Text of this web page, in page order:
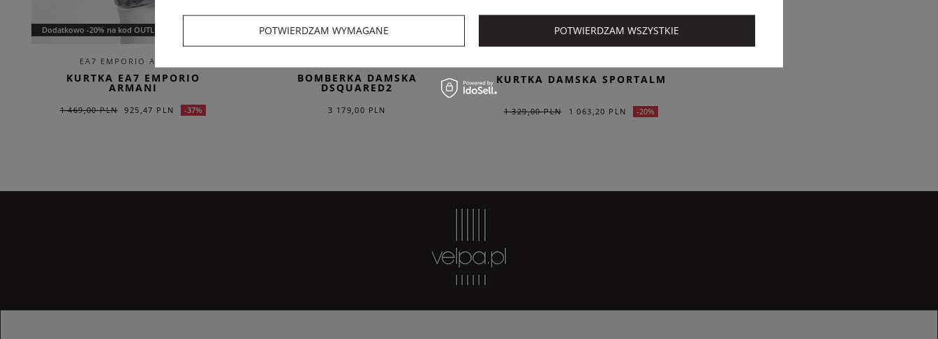
Dodatkowo -20% na kod OUTLET20
EA7 EMPORIO ARMANI
KURTKA EA7 EMPORIO
ARMANI
1 469,00 PLN 925,47 PLN -37%
BOMBERKA DAMSKA
DSQUARED2
3 179,00 PLN
KURTKA DAMSKA SPORTALM
1 329,00 PLN 1 063,20 PLN -20%
POTWIERDZAM WYMAGANE POTWIERDZAM WSZYSTKIE